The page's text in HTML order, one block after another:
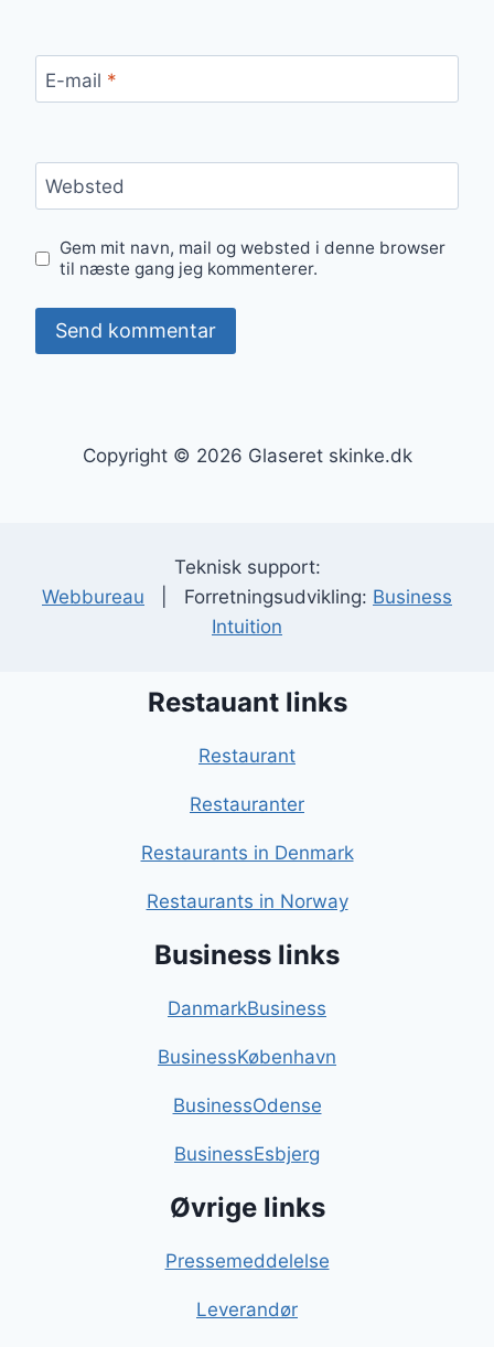
E-mail *
Websted
Gem mit navn, mail og websted i denne browser
til næste gang jeg kommenterer.
Copyright © 2026 Glaseret skinke.dk
Teknisk support:
Webbureau | Forretningsudvikling: Business
Intuition
Restauant links
Restaurant
Restauranter
Restaurants in Denmark
Restaurants in Norway
Business links
DanmarkBusiness
BusinessKøbenhavn
BusinessOdense
BusinessEsbjerg
Øvrige links
Pressemeddelelse
Leverandør